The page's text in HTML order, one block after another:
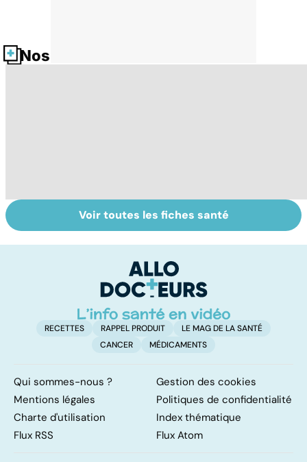
Nos fiches santé
Perturbateurs
endocriniens :
Tout savoir sur
les infections
Voir toutes les fiches santé
RECETTES RAPPEL PRODUIT
LE MAG DE LA SANTÉ
CANCER
MÉDICAMENTS
Qui sommes-nous ?
Gestion des cookies
Mentions légales
Politiques de confidentialité
Charte d'utilisation
Index thématique
Flux RSS
Flux Atom